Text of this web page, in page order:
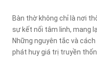
Bàn thờ không chỉ là nơi
sự kết nối tâm linh, mang
Những nguyên tắc và
phát huy giá trị truyền